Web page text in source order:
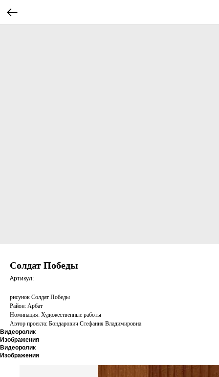
Солдат Победы
Артикул:
рисунок Солдат Победы
Район: Арбат
Номинация: Художественные работы
Автор проекта: Бондарович Стефания Владимировна
Видеоролик
Изображения
Видеоролик
Изображения